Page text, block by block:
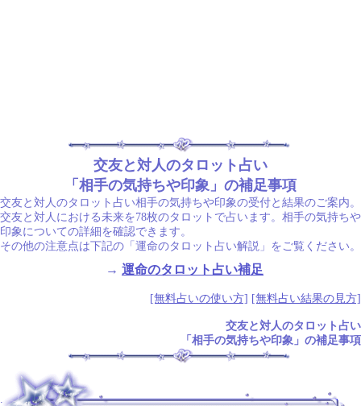
交友と対人のタロット占い
「相手の気持ちや印象」の補足事項
交友と対人のタロット占い相手の気持ちや印象の受付と結果のご案内。
交友と対人における未来を78枚のタロットで占います。相手の気持ちや
印象についての詳細を確認できます。
その他の注意点は下記の「運命のタロット占い解説」をご覧ください。
→ 運命のタロット占い補足
[無料占いの使い方] [無料占い結果の見方]
交友と対人のタロット占い
「相手の気持ちや印象」の補足事項